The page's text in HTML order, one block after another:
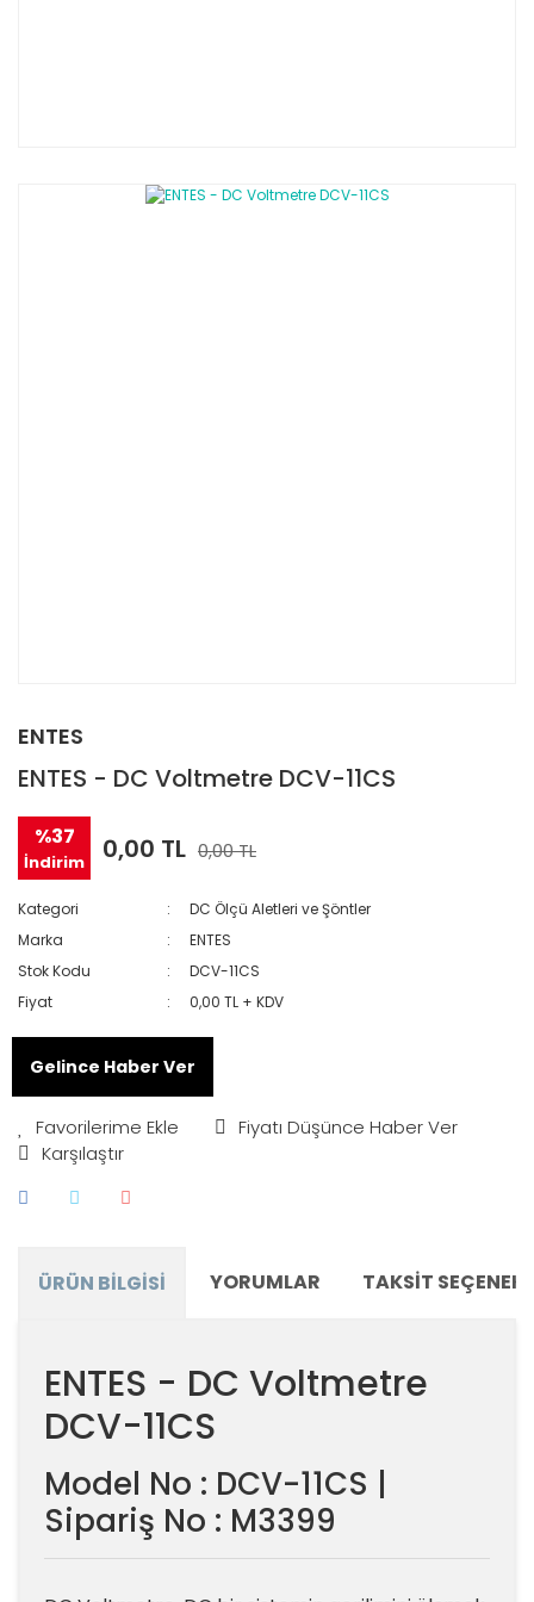
ENTES
ENTES - DC Voltmetre DCV-11CS
%37
İndirim 0,00 TL 0,00 TL
Kategori
DC Ölçü Aletleri ve Şöntler
Marka
ENTES
Stok Kodu
DCV-11CS
Fiyat
0,00 TL + KDV
Gelince Haber Ver
Fiyatı Düşünce Haber Ver
Karşılaştır
ÜRÜN BILGISI YORUMLAR TAKSIT
ENTES - DC Voltmetre
DCV-11CS
Model No : DCV-11CS |
Sipariş No : M3399